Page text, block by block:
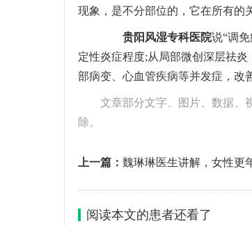
现象，是不分部位的，它在所有的
贵阳风湿专科医院说“调
定性炎症程度;从局部微创深层祛
部病变、心血管疾病等并发症，改
文章部分文字、图片、数据、
除。
上一篇： 魏琳琳医生讲解，女性更
阅读本文的患者还看了